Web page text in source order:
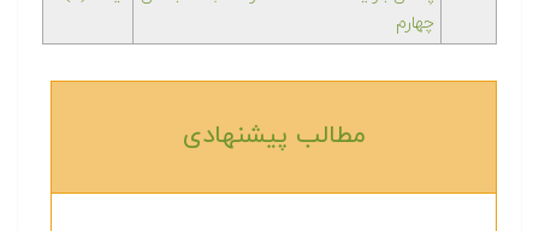
چهارم
مطالب پیشنهادی‎